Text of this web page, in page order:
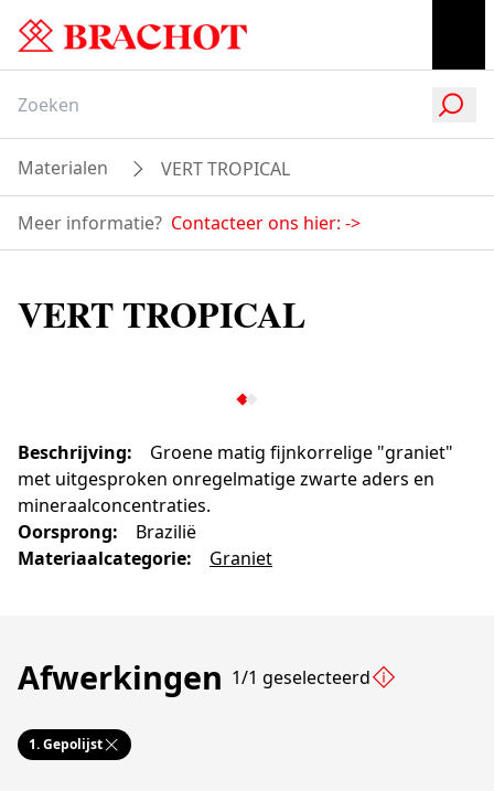
Materialen VERT TROPICAL
Meer informatie? Contacteer ons hier: ->
VERT TROPICAL
Beschrijving:
Groene matig fijnkorrelige "graniet"
met uitgesproken onregelmatige zwarte aders en
mineraalconcentraties.
Oorsprong:
Brazilië
Materiaalcategorie: Graniet
Afwerkingen 1/1 geselecteerd
1.Gepolijst